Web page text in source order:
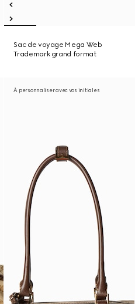
Sac de voyage Mega Web
Trademark grand format
À personnaliser avec vos initiales